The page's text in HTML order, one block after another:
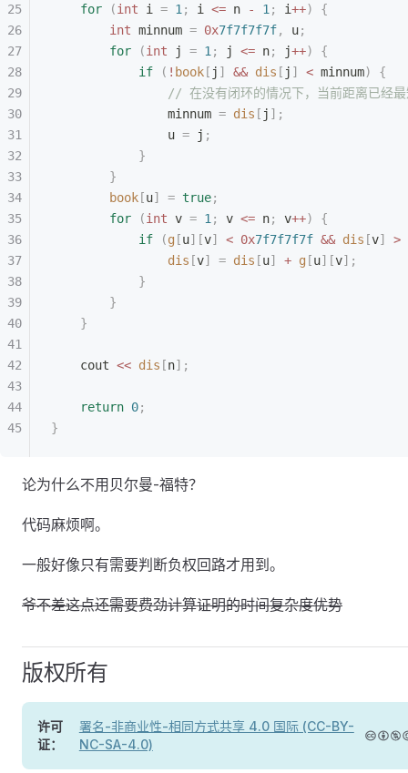
    for
(int i = 1 ; i <= n - 1 ; i++)
{
        int
minnum = 0x7f7f7f7f, u;
        for
(int j = 1 ; j <= n; j++)
{
            if
( ! book [ j ] && dis [ j ] < minnum)
{
// 在没有闭环的情况下，当前距离已经最
                minnum
= dis [ j ];
                u
= j ;
            }
        }
        book
[u] = true;
        for
(int v = 1 ; v <= n; v++)
{
            if
(g [u][v] < 0x7f7f7f7f && dis [v] >
                dis
[v] = dis [u] + g [u][v];
            }
        }
    }
    cout
<< dis [n];
    return
0;
}
论为什么不用贝尔曼-福特？
代码麻烦啊。
一般好像只有需要判断负权回路才用到。
爷不差这点还需要费劲计算证明的时间复杂度优势
版权所有
许可
证：
署名-非商业性-相同方式共享 4.0 国际 (CC-BY-
NC-SA-4.0)